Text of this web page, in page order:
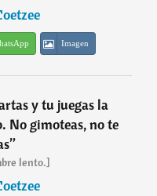
Imagen
y tu juegas la
No gimoteas, no te
”
lento.]